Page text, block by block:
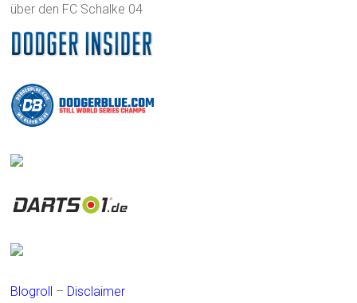
über den FC Schalke 04
Blogroll – Disclaimer